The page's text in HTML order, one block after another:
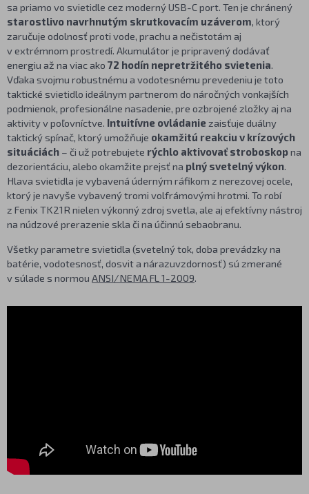
sa priamo vo svietidle cez moderný USB-C port. Ten je chránený
starostlivo navrhnutým skrutkovacím uzáverom, ktorý
zaručuje odolnosť proti vode, prachu a nečistotám aj
v extrémnom prostredí. Akumulátor je pripravený dodávať
energiu až na viac ako 72 hodín nepretržitého svietenia.
Vďaka svojmu robustnému a vodotesnému prevedeniu je toto
taktické svietidlo ideálnym partnerom do náročných vonkajších
podmienok, profesionálne nasadenie, pre ozbrojené zložky aj na
aktivity v poľovníctve. Intuitívne ovládaniezaisťuje duálny
taktický spínač, ktorý umožňuje okamžitú reakciu v krízových
situáciách – či už potrebujete rýchlo aktivovať stroboskopna
dezorientáciu, alebo okamžite prejsť na plný svetelný výkon.
Hlava svietidla je vybavená úderným ráfikom z nerezovej ocele,
ktorý je navyše vybavený tromi volfrámovými hrotmi. To robí
z Fenix TK21R nielen výkonný zdroj svetla, ale aj efektívny nástroj
na núdzové prerazenie skla či na účinnú sebaobranu.
Všetky parametre svietidla (svetelný tok, doba prevádzky na
batérie, vodotesnosť, dosvit a nárazuvzdornosť) sú zmerané
v súlade s normou ANSI/NEMA FL 1-2009.